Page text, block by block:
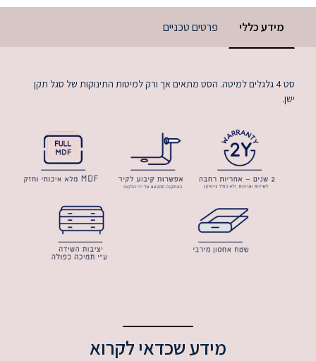
מידע כללי פרטים טכניים
סט 4 גלגלים למיטה. הסט מתאים אך ורק למיטות התינוקות של סגל תקן
ישן.
מידע שכדאי לקרוא